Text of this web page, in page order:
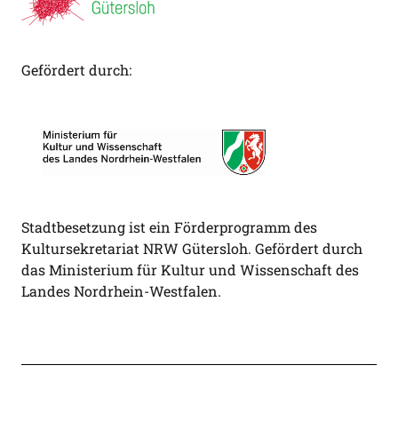
Gefördert durch:
Stadtbesetzung ist ein Förderprogramm des
Kultursekretariat NRW Gütersloh. Gefördert durch
das Ministerium für Kultur und Wissenschaft des
Landes Nordrhein-Westfalen.